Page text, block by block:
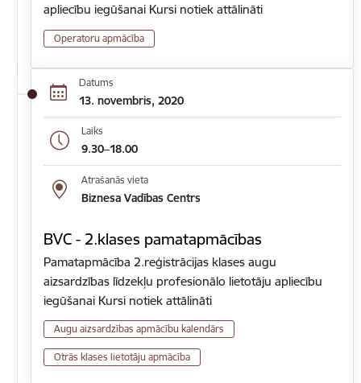
apliecību iegūšanai Kursi notiek attālināti
Operatoru apmācība
Datums
13. novembris, 2020
Laiks
9.30–18.00
Atrašanās vieta
Biznesa Vadības Centrs
BVC - 2.klases pamatapmācības
Pamatapmācība 2.reģistrācijas klases augu
aizsardzības līdzekļu profesionālo lietotāju apliecību
iegūšanai Kursi notiek attālināti
Augu aizsardzības apmācību kalendārs
Otrās klases lietotāju apmācība